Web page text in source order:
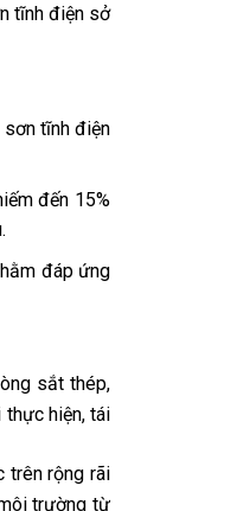
tĩnh điện sở
tĩnh điện
đến 15%
đáp ứng
sắt thép,
hiện, tái
trên rộng rãi
trường từ